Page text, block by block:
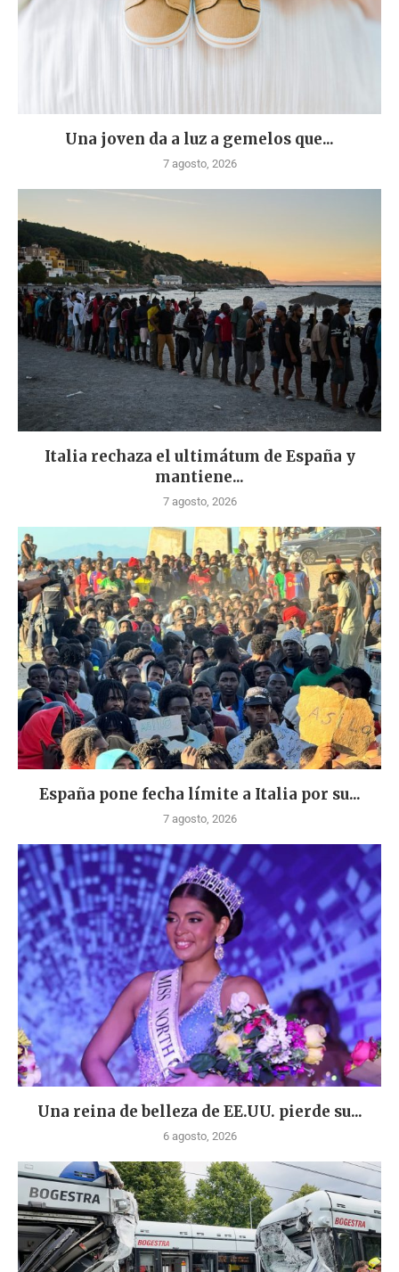
Una joven da a luz a gemelos que...
7 agosto, 2026
Italia rechaza el ultimátum de España y
mantiene...
7 agosto, 2026
España pone fecha límite a Italia por su...
7 agosto, 2026
Una reina de belleza de EE.UU. pierde su...
6 agosto, 2026